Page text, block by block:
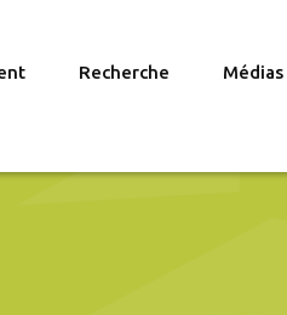
Recherche Médias